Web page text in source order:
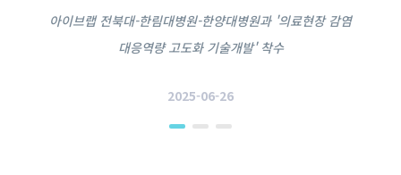
아이브랩 전북대-한림대병원-한양대병원과 '의료현장 감염
대응역량 고도화 기술개발' 착수
2025-06-26